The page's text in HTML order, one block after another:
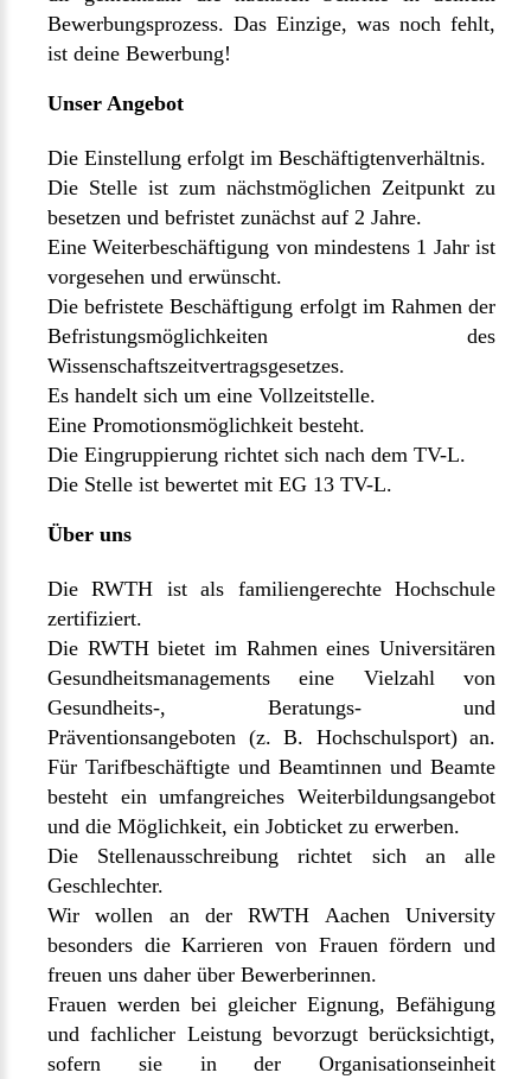
Bewerbungsprozess. Das Einzige, was noch fehlt,
ist deine Bewerbung!
Unser Angebot
Die Einstellung erfolgt im Beschäftigtenverhältnis.
Die Stelle ist zum nächstmöglichen Zeitpunkt zu
besetzen und befristet zunächst auf 2 Jahre.
Eine Weiterbeschäftigung von mindestens 1 Jahr ist
vorgesehen und erwünscht.
Die befristete Beschäftigung erfolgt im Rahmen der
Befristungsmöglichkeiten des
Wissenschaftszeitvertragsgesetzes.
Es handelt sich um eine Vollzeitstelle.
Eine Promotionsmöglichkeit besteht.
Die Eingruppierung richtet sich nach dem TV-L.
Die Stelle ist bewertet mit EG 13 TV-L.
Über uns
Die RWTH ist als familiengerechte Hochschule
zertifiziert.
Die RWTH bietet im Rahmen eines Universitären
Gesundheitsmanagements eine Vielzahl von
Gesundheits-, Beratungs- und
Präventionsangeboten (z. B. Hochschulsport) an.
Für Tarifbeschäftigte und Beamtinnen und Beamte
besteht ein umfangreiches Weiterbildungsangebot
und die Möglichkeit, ein Jobticket zu erwerben.
Die Stellenausschreibung richtet sich an alle
Geschlechter.
Wir wollen an der RWTH Aachen University
besonders die Karrieren von Frauen fördern und
freuen uns daher über Bewerberinnen.
Frauen werden bei gleicher Eignung, Befähigung
und fachlicher Leistung bevorzugt berücksichtigt,
sofern sie in der Organisationseinheit